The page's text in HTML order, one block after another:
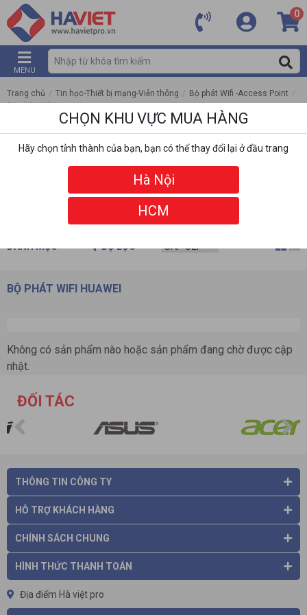
0
MENU
Trang chủ / Tin học-Thiết bị mạng-Viễn thông / Bộ phát Wifi -Access Point /
Bộ phát Wifi Huawei
DANH MỤC BỘ LỌC
BỘ PHÁT WIFI HUAWEI
Không có sản phẩm nào hoặc sản phẩm đang chờ được cập
nhật.
ĐỐI TÁC
THÔNG TIN CÔNG TY
HỖ TRỢ KHÁCH HÀNG
CHÍNH SÁCH CHUNG
HÌNH THỨC THANH TOÁN
Địa điểm Hà việt pro
CHỌN KHU VỰC MUA HÀNG
Hãy chọn tỉnh thành của bạn, bạn có thể thay đổi lại ở đầu trang
Hà Nội
HCM